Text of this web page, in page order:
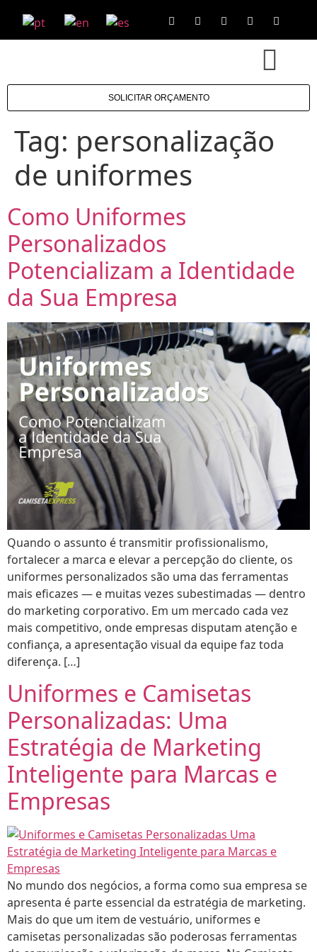
SOLICITAR ORÇAMENTO
Tag: personalização
de uniformes
Como Uniformes
Personalizados
Potencializam a Identidade
da Sua Empresa
Quando o assunto é transmitir profissionalismo,
fortalecer a marca e elevar a percepção do cliente, os
uniformes personalizados são uma das ferramentas
mais eficazes — e muitas vezes subestimadas — dentro
do marketing corporativo. Em um mercado cada vez
mais competitivo, onde empresas disputam atenção e
confiança, a apresentação visual da equipe faz toda
diferença. […]
Uniformes e Camisetas
Personalizadas: Uma
Estratégia de Marketing
Inteligente para Marcas e
Empresas
No mundo dos negócios, a forma como sua empresa se
apresenta é parte essencial da estratégia de marketing.
Mais do que um item de vestuário, uniformes e
camisetas personalizadas são poderosas ferramentas